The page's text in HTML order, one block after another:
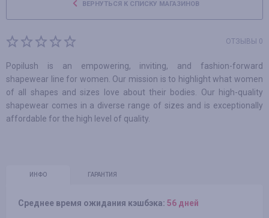
ВЕРНУТЬСЯ К СПИСКУ МАГАЗИНОВ
ОТЗЫВЫ 0
Popilush is an empowering, inviting, and fashion-forward
shapewear line for women. Our mission is to highlight what women
of all shapes and sizes love about their bodies. Our high-quality
shapewear comes in a diverse range of sizes and is exceptionally
affordable for the high level of quality.
ИНФО ГАРАНТИЯ
Среднее время ожидания кэшбэка: 56 дней